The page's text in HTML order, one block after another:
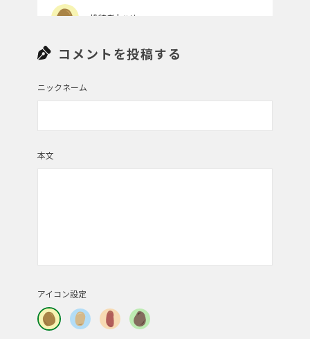
投稿者 | ひめ
ごい作業ですね。ポテトに対する接し方変わりまし
た✨
ん
すごいですね！
これからもがんばってください！
コメントを投稿する
ニックネーム
本文
アイコン設定